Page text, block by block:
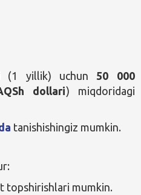
(1 yillik) uchun 50 000
dollari) miqdoridagi
tanishishingiz mumkin.
topshirishlari mumkin.